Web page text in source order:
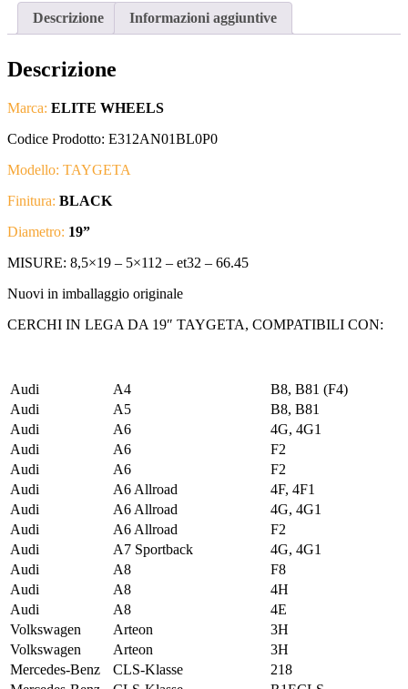
Descrizione Informazioni aggiuntive
Descrizione
Marca: ELITE WHEELS
Codice Prodotto: E312AN01BL0P0
Modello: TAYGETA
Finitura: BLACK
Diametro: 19”
MISURE: 8,5×19 – 5×112 – et32 – 66.45
Nuovi in imballaggio originale
CERCHI IN LEGA DA 19″ TAYGETA, COMPATIBILI CON:
Audi A4
B8, B81 (F4)
Audi
A5
B8, B81
Audi
A6
4G, 4G1
Audi
A6
F2
Audi
A6
F2
Audi
A6 Allroad
4F, 4F1
Audi
A6 Allroad
4G, 4G1
Audi
A6 Allroad
F2
Audi
A7 Sportback
4G, 4G1
Audi
A8
F8
Audi
A8
4H
Audi
A8
4E
Volkswagen
Arteon
3H
Volkswagen
Arteon
3H
Mercedes-Benz
CLS-Klasse
218